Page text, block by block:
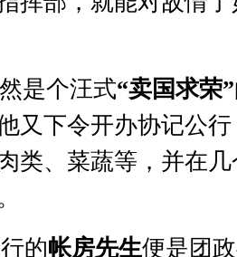
是个汪式“卖国求荣”
又下令开办协记公
类、菜蔬等，并在
的帐房先生便是团